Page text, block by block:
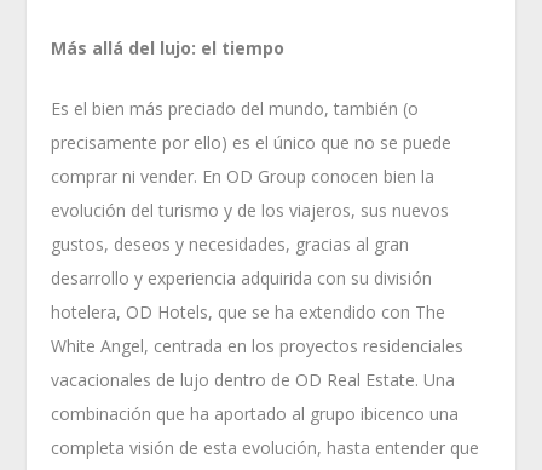
Más allá del lujo: el tiempo
Es el bien más preciado del mundo, también (o
precisamente por ello) es el único que no se puede
comprar ni vender. En OD Group conocen bien la
evolución del turismo y de los viajeros, sus nuevos
gustos, deseos y necesidades, gracias al gran
desarrollo y experiencia adquirida con su división
hotelera, OD Hotels, que se ha extendido con The
White Angel, centrada en los proyectos residenciales
vacacionales de lujo dentro de OD Real Estate. Una
combinación que ha aportado al grupo ibicenco una
completa visión de esta evolución, hasta entender que